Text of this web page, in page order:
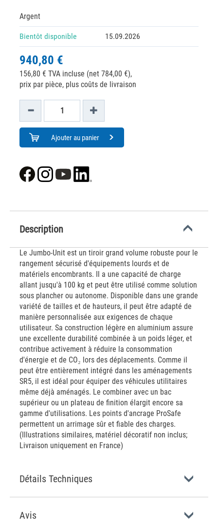
Argent
Bientôt disponible 15.09.2026
940,80 €
156,80 € TVA incluse (net 784,00 €),
prix par pièce, plus coûts de livraison
Ajouter au panier
Description
Le Jumbo-Unit est un tiroir grand volume robuste pour le
rangement sécurisé d'équipements lourds et de
matériels encombrants. Il a une capacité de charge
allant jusqu'à 100 kg et peut être utilisé comme solution
sous plancher ou autonome. Disponible dans une grande
variété de tailles et de hauteurs, il peut être adapté de
manière personnalisée aux exigences de chaque
utilisateur. Sa construction légère en aluminium assure
une excellente durabilité combinée à un poids léger, et
contribue activement à réduire la consommation
d'énergie et de CO₂ lors des déplacements. Comme il
peut être entièrement intégré dans les aménagements
SR5, il est idéal pour équiper des véhicules utilitaires
même déjà aménagés. Le combiner avec un bac
supérieur ou un plateau de finition élargit encore sa
gamme d'utilisations. Les points d'ancrage ProSafe
permettent un arrimage sûr et fiable des charges.
(Illustrations similaires, matériel décoratif non inclus;
Livraison uniquement en France)
Détails Techniques
Avis